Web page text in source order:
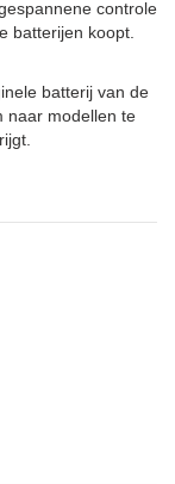
controle
batterijen koopt.
batterij van de
naar modellen te